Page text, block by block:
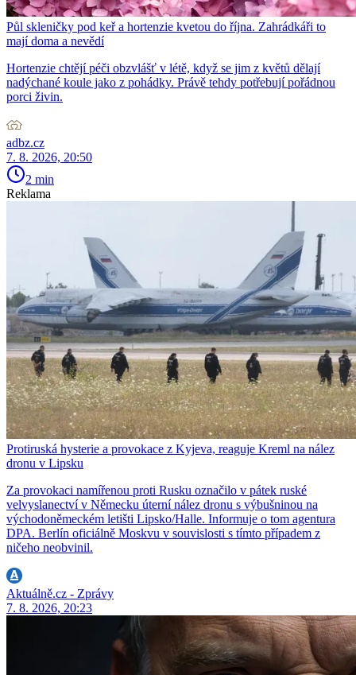
Půl skleničky pod keř a hortenzie kvetou do října. Zahrádkáři to
mají doma a nevědí
Hortenzie chtějí péči obzvlášť v létě, když se jim z květů dělají
nadýchané koule jako z pohádky. Právě tehdy potřebují pořádnou
porci živin.
adbz.cz
7. 8. 2026, 20:50
2 min
Reklama
Protiruská hysterie a provokace z Kyjeva, reaguje Kreml na nález
dronu v Lipsku
Za provokaci namířenou proti Rusku označilo v pátek ruské
velvyslanectví v Německu úterní nález dronu s výbušninou na
východoněmeckém letišti Lipsko/Halle. Informuje o tom agentura
DPA. Berlín oficiálně Moskvu v souvislosti s tímto případem z
ničeho neobvinil.
Aktuálně.cz - Zprávy
7. 8. 2026, 20:23